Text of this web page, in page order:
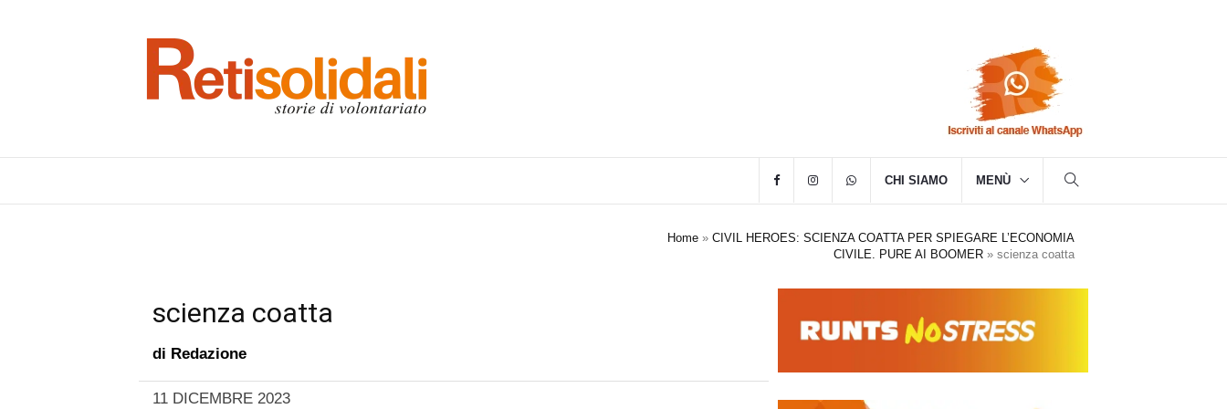
CHI SIAMO MENÙ
Home » CIVIL HEROES: SCIENZA COATTA PER SPIEGARE L’ECONOMIA
CIVILE. PURE AI BOOMER » scienza coatta
scienza coatta
di Redazione
11 DICEMBRE 2023